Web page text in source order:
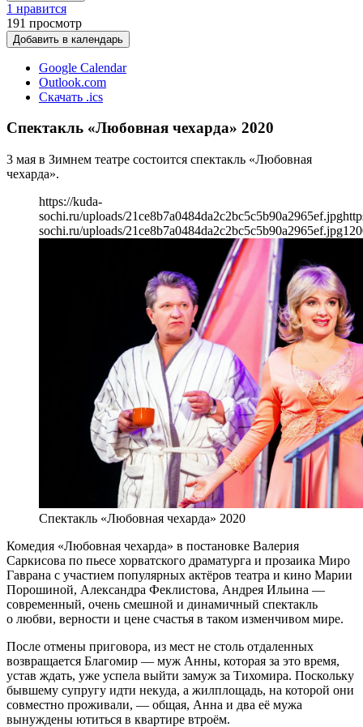
1 нравится
191 просмотр
Добавить в календарь
Google Calendar
Outlook.com
Скачать .ics
Спектакль «Любовная чехарда» 2020
3 мая в Зимнем театре состоится спектакль «Любовная
чехарда».
https://kuda-
sochi.ru/uploads/21ce8b7a0484da2c2bc5c5b90a2965ef.jpg
sochi.ru/uploads/21ce8b7a0484da2c2bc5c5b90a2965ef.jpg
Спектакль «Любовная чехарда» 2020
Комедия «Любовная чехарда» в постановке Валерия
Саркисова по пьесе хорватского драматурга и прозаика Миро
Гаврана с участием популярных актёров театра и кино Марии
Порошиной, Александра Феклистова, Андрея Ильина —
современный, очень смешной и динамичный спектакль
о любви, верности и цене счастья в таком изменчивом мире.
После отмены приговора, из мест не столь отдаленных
возвращается Благомир — муж Анны, которая за это время,
устав ждать, уже успела выйти замуж за Тихомира. Поскольку
бывшему супругу идти некуда, а жилплощадь, на которой они
совместно проживали, — общая, Анна и два её мужа
вынуждены ютиться в квартире втроём.